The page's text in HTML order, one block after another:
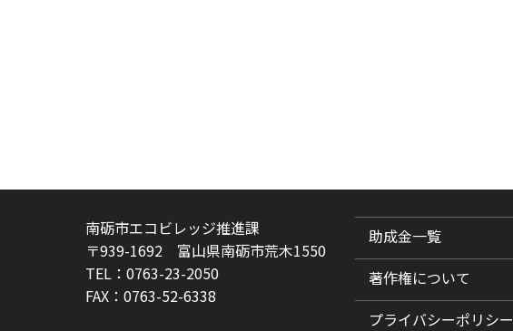
南砺市エコビレッジ推進課
〒939-1692 富山県南砺市荒木1550
TEL：0763-23-2050
FAX：0763-52-6338
助成金一覧
著作権について
プライバシーポリシー